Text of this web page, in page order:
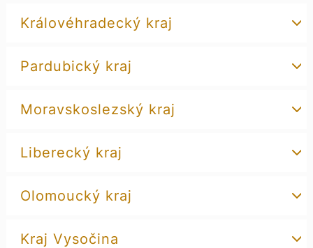
Královéhradecký kraj
Pardubický kraj
Moravskoslezský kraj
Liberecký kraj
Olomoucký kraj
Kraj Vysočina